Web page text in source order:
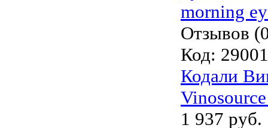
Отзывов
Код:
Кодали
1 937 руб.